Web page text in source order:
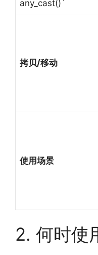
any_cast()`
拷贝/移动
使用场景
2. 何时使